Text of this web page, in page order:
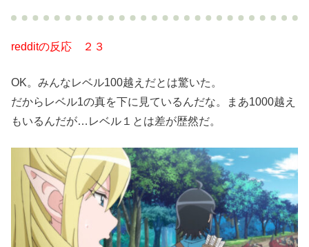
redditの反応 ２３
OK。みんなレベル100越えだとは驚いた。
だからレベル1の真を下に見ているんだな。まあ1000越え
もいるんだが…レベル１とは差が歴然だ。